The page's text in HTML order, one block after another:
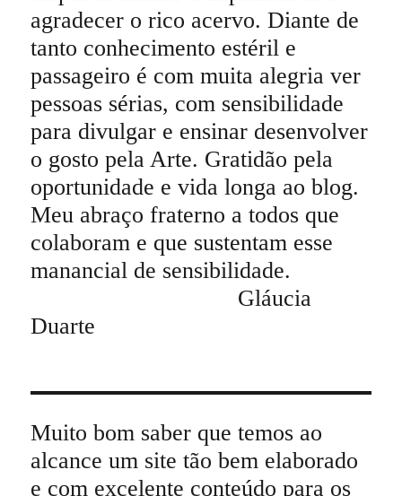
agradecer o rico acervo. Diante de
tanto conhecimento estéril e
passageiro é com muita alegria ver
pessoas sérias, com sensibilidade
para divulgar e ensinar desenvolver
o gosto pela Arte. Gratidão pela
oportunidade e vida longa ao blog.
Meu abraço fraterno a todos que
colaboram e que sustentam esse
manancial de sensibilidade.
Gláucia
Duarte
Muito bom saber que temos ao
alcance um site tão bem elaborado
e com excelente conteúdo para os